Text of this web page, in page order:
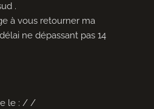
.
à vous retourner ma
ne dépassant pas 14
le : / /